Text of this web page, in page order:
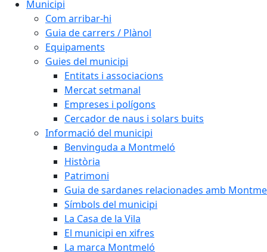
Municipi
Com arribar-hi
Guia de carrers / Plànol
Equipaments
Guies del municipi
Entitats i associacions
Mercat setmanal
Empreses i polígons
Cercador de naus i solars buits
Informació del municipi
Benvinguda a Montmeló
Història
Patrimoni
Guia de sardanes relacionades amb
Símbols del municipi
La Casa de la Vila
El municipi en xifres
La marca Montmeló